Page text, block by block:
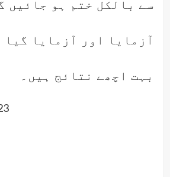
سے بالکل ختم ہو جائیں
آزمایا اور آزمایا گیا
بہت اچھے نتائج ہیں۔